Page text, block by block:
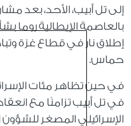
إلى تل أبيب، الأحد، بعد
بالعاصمة الإيطالية روما
إطلاق نار في قطاع غزة
حماس.
في حين تظاهر مئات
في تل أبيب تزامنًا مع
الإسرائيلي المصغر للشؤون